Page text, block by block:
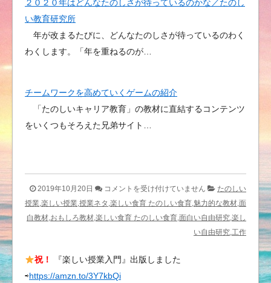
２０２０年はどんなたのしさが待っているのかな／たのし
い教育研究所
年が改まるたびに、どんなたのしさが待っているのわく
わくします。「年を重ねるのが…
チームワークを高めていくゲームの紹介
「たのしいキャリア教育」の教材に直結するコンテンツ
をいくつもそろえた兄弟サイト…
2019年10月20日
New
教
員
試
験
コメントを受け付けていません
たのしい
授業,楽しい授業,授業ネタ,楽しい食育 たのしい食育,魅力的な教材,面
白教材,おもしろ教材,楽しい食育 たのしい食育,面白い自由研究,楽し
い自由研究,工作
祝！
『楽しい授業入門』出版しました
⇨https://amzn.to/3Y7kbQi